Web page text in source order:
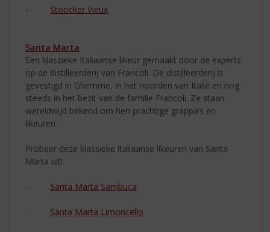
- Stoocker Vieux
Santa Marta
Een klassieke Italiaanse likeur gemaakt door de experts
op de distilleerderij van Francoli. De distilleerderij is
gevestigd in Ghemme, in het noorden van Italië en nog
steeds in het bezit van de familie Francoli. Ze staan
wereldwijd bekend om hen prachtige grappa’s en
likeuren.
Probeer deze klassieke italiaanse likeuren van Santa
Marta uit!
- Santa Marta Sambuca
- Santa Marta Limoncello